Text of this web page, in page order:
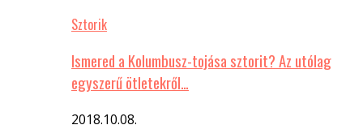
Sztorik
Ismered a Kolumbusz-tojása sztorit? Az utólag
egyszerű ötletekről…
2018.10.08.